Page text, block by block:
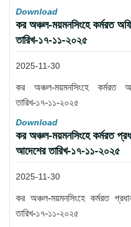
Download
কর অঞ্চল-ময়মনসিংহে কর্মরত
তারিখ-১৭-১১-২০২৫
2025-11-30
কর অঞ্চল-ময়মনসিংহে কর্মরত
তারিখ-১৭-১১-২০২৫
Download
কর অঞ্চল-ময়মনসিংহে কর্মরত
আদেশের তারিখ-১৭-১১-২০২৫
2025-11-30
কর অঞ্চল-ময়মনসিংহে কর্মরত
তারিখ-১৭-১১-২০২৫